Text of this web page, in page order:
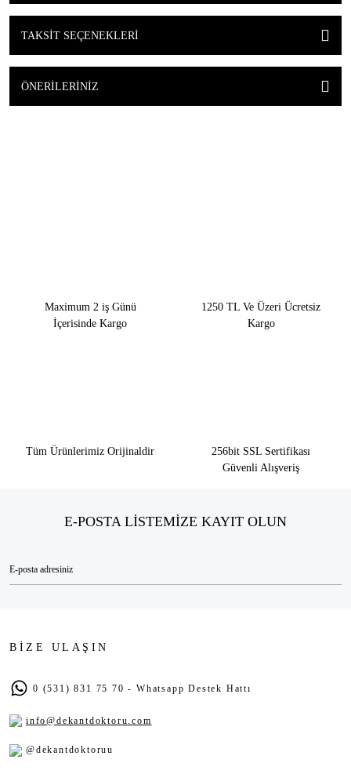
TAKSIT SEÇENEKLERI
ÖNERILERINIZ
Maximum 2 iş Günü
İçerisinde Kargo
1250 TL Ve Üzeri Ücretsiz
Kargo
Tüm Ürünlerimiz Orijinaldir
256bit SSL Sertifikası
Güvenli Alışveriş
E-POSTA LİSTEMİZE KAYIT OLUN
BİZE ULAŞIN
0 (531) 831 75 70 - Whatsapp Destek Hattı
info@dekantdoktoru.com
@dekantdoktoruu